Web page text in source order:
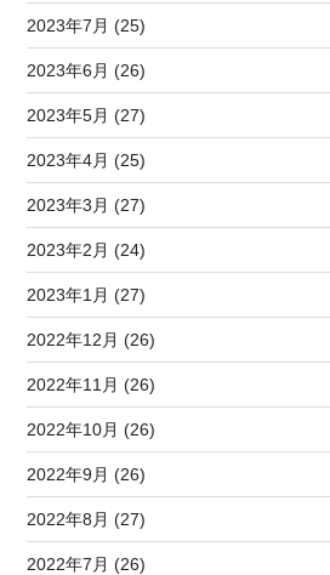
2023年7月 (25)
2023年6月 (26)
2023年5月 (27)
2023年4月 (25)
2023年3月 (27)
2023年2月 (24)
2023年1月 (27)
2022年12月 (26)
2022年11月 (26)
2022年10月 (26)
2022年9月 (26)
2022年8月 (27)
2022年7月 (26)